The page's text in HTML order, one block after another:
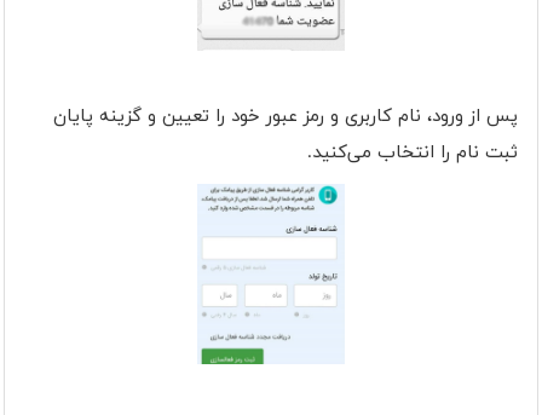
پس از ورود، نام کاربری و رمز عبور خود را تعیین و گزینه پایان
ثبت نام را انتخاب می‌کنید.